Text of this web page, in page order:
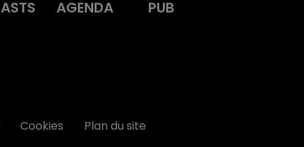
AGENDA PUB
Cookies Plan du site